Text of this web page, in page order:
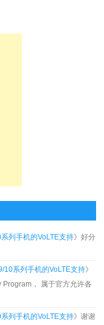
列手机的VoLTE支持》好分
10系列手机的VoLTE支持》
， 属于官方允许各
列手机的VoLTE支持》谢谢